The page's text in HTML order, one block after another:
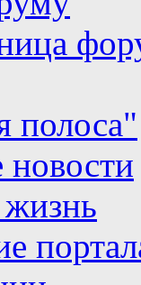
полоса"